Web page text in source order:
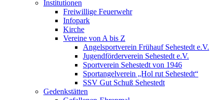
Institutionen
Freiwillige Feuerwehr
Infopark
Kirche
Vereine von A bis Z
Angelsportverein Frühauf Sehestedt e.V.
Jugendförderverein Sehestedt e.V.
Sportverein Sehestedt von 1946
Sportangelverein „Hol rut Sehestedt“
SSV Gut Schuß Sehestedt
Gedenkstätten